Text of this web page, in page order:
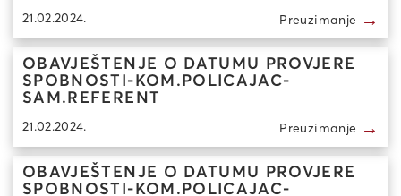
21.02.2024. Preuzimanje →
OBAVJEŠTENJE O DATUMU PROVJERE
SPOBNOSTI-KOM.POLICAJAC-
SAM.REFERENT
21.02.2024. Preuzimanje →
OBAVJEŠTENJE O DATUMU PROVJERE
SPOBNOSTI-KOM.POLICAJAC-